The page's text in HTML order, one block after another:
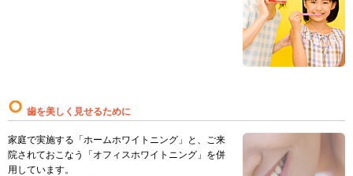
歯を美しく見せるために
家庭で実施する「ホームホワイトニング」と、ご来
院されておこなう「オフィスホワイトニング」を併
用しています。